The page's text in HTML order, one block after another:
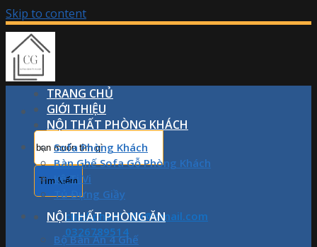
Skip to content
chinhphan1709@gmail.com
0326789514
TRANG CHỦ
GIỚI THIỆU
NỘI THẤT PHÒNG KHÁCH
Sofa Phòng Khách
Bàn Ghế Sofa Gỗ Phòng Khách
Kệ Ti Vi
Tủ Đựng Giầy
NỘI THẤT PHÒNG ĂN
Bộ Bàn Ăn 4 Ghế